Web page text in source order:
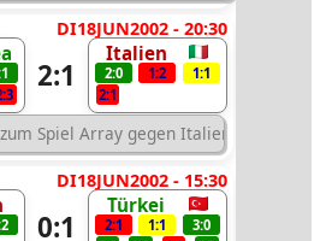
DI18JUN2002 - 20:30
2:1
Italien
2:0 1:2
1:1
2:1
DI18JUN2002 - 15:30
0:1
Türkei
2:1 1:1
3:0